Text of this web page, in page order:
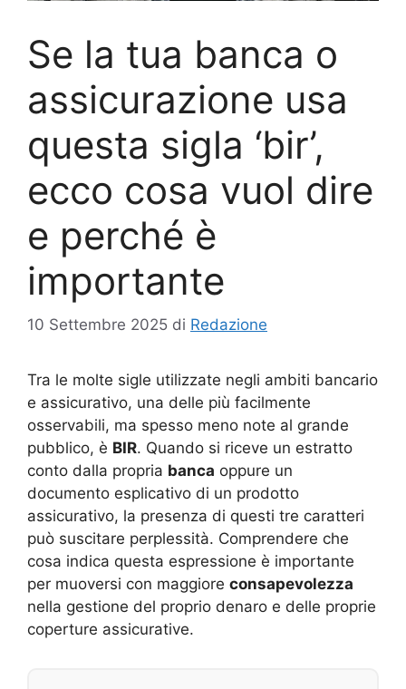
Se la tua banca o
assicurazione usa
questa sigla ‘bir’,
ecco cosa vuol dire
e perché è
importante
10 Settembre 2025 di Redazione
Tra le molte sigle utilizzate negli ambiti bancario
e assicurativo, una delle più facilmente
osservabili, ma spesso meno note al grande
pubblico, è BIR. Quando si riceve un estratto
conto dalla propria banca oppure un
documento esplicativo di un prodotto
assicurativo, la presenza di questi tre caratteri
può suscitare perplessità. Comprendere che
cosa indica questa espressione è importante
per muoversi con maggiore consapevolezza
nella gestione del proprio denaro e delle proprie
coperture assicurative.